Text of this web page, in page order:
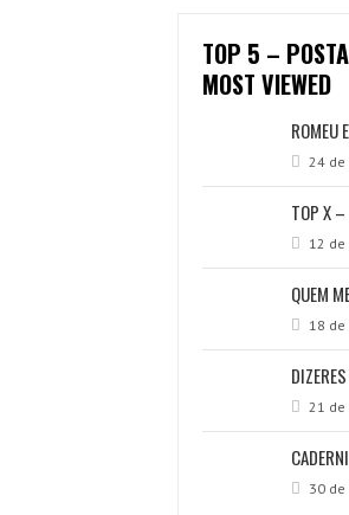
TOP 5 –
MOST VIEWED
ROMEU
24
TOP X
12
QUEM
18
21 de
30